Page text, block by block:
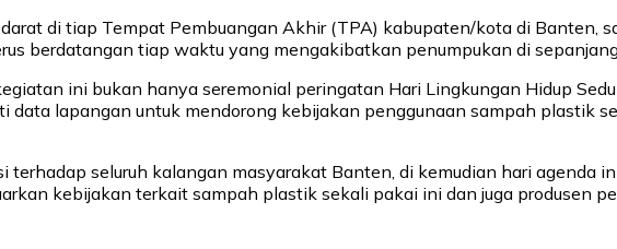
di tiap Tempat Pembuangan Akhir (TPA) kabupaten/kota di Banten,
berdatangan tiap waktu yang mengakibatkan penumpukan di
ini bukan hanya seremonial peringatan Hari Lingkungan Hidup
data lapangan untuk mendorong kebijakan penggunaan sampah plastik
terhadap seluruh kalangan masyarakat Banten, di kemudian hari
kebijakan terkait sampah plastik sekali pakai ini dan juga produsen